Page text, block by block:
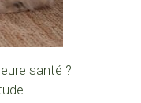
santé ?